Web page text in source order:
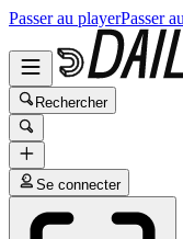
Passer au playerPasser
Rechercher
Se connecter